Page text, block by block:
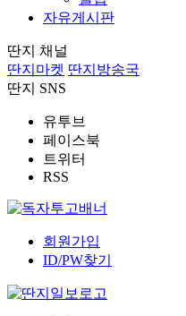
자유게시판
딴지 채널
딴지마켓 딴지방송국
딴지 SNS
유투브
페이스북
트위터
RSS
회원가입
ID/PW찾기